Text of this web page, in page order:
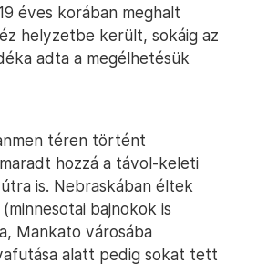
éves korában meghalt
helyzetbe került, sokáig az
adta a megélhetésük
téren történt
hozzá a távol-keleti
is. Nebraskában éltek
bajnokok is
Mankato városába
alatt pedig sokat tett